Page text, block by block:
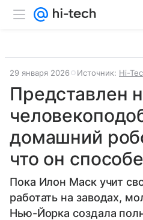
29 января 2026 Источник: Hi-
Представлен
домашний
что он
Пока Илон Маск учит
работать на заводах,
Нью-Йорка создала